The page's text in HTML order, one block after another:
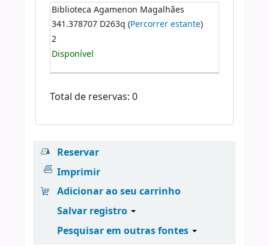
Biblioteca Agamenon Magalhães
341.378707 D263q (Percorrer estante)
2
Disponível
Total de reservas: 0
Reservar
Imprimir
Adicionar ao seu carrinho
Salvar registro
Pesquisar em outras fontes